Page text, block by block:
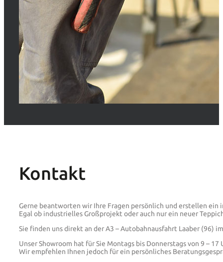
Kontakt
Gerne beantworten wir Ihre Fragen persönlich und erstellen ein
Egal ob industrielles Großprojekt oder auch nur ein neuer
Sie finden uns direkt an der A3 – Autobahnausfahrt Laaber (96)
Unser Showroom hat für Sie Montags bis Donnerstags von 9 –
Wir empfehlen Ihnen jedoch für ein persönliches